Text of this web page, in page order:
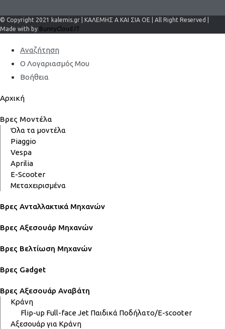
© Copyright 2021 kalemis.gr | ΚΑΛΕΜΗΣ Α ΚΑΙ ΣΙΑ ΟΕ | All Right Reserved |
Made with by BunnyCloud.IT
Αναζήτηση
Ο Λογαριασμός Μου
Βοήθεια
Αρχική
Βρες Μοντέλα
Όλα τα μοντέλα
Piaggio
Vespa
Aprilia
E-Scooter
Μεταχειρισμένα
Βρες Ανταλλακτικά Μηχανών
Βρες Αξεσουάρ Μηχανών
Βρες Βελτίωση Μηχανών
Βρες Gadget
Βρες Αξεσουάρ Αναβάτη
Κράνη
Flip-up Full-faceJet Παιδικά Ποδήλατο/E-scooter
Αξεσουάρ για Κράνη